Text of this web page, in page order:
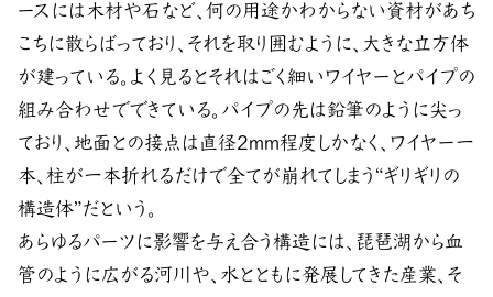
ースには木材や石など、何の用途かわからない資材があち
こちに散らばっており、それを取り囲むように、大きな立方体
が建っている。よく見るとそれはごく細いワイヤーとパイプの
組み合わせでできている。パイプの先は鉛筆のように尖っ
ており、地面との接点は直径2mm程度しかなく、ワイヤー一
本、柱が一本折れるだけで全てが崩れてしまう“ギリギリの
構造体”だという。
あらゆるパーツに影響を与え合う構造には、琵琶湖から血
管のように広がる河川や、水とともに発展してきた産業、そ